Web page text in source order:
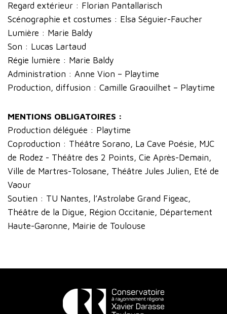
Regard extérieur : Florian Pantallarisch
Scénographie et costumes : Elsa Séguier-Faucher
Lumière : Marie Baldy
Son : Lucas Lartaud
Régie lumière : Marie Baldy
Administration : Anne Vion – Playtime
Production, diffusion : Camille Graouilhet – Playtime
MENTIONS OBLIGATOIRES :
Production déléguée : Playtime
Coproduction : Théâtre Sorano, La Cave Poésie, MJC
de Rodez - Théâtre des 2 Points, Cie Après-Demain,
Ville de Martres-Tolosane, Théâtre Jules Julien, Eté de
Vaour
Soutien : TU Nantes, l’Astrolabe Grand Figeac,
Théâtre de la Digue, Région Occitanie, Département
Haute-Garonne, Mairie de Toulouse